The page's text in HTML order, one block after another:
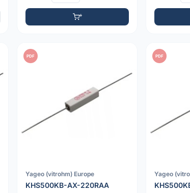
PDF
Yageo (vitrohm) Europe
KHS500KB-AX-220RAA
PDF
Yageo